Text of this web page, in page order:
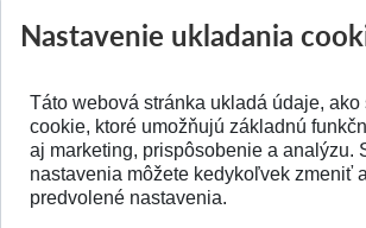
SPÄŤ NA VRCH
Nastavenie ukladania
Táto webová stránka ukladá údaje, ako
cookie, ktoré umožňujú základnú
aj marketing, prispôsobenie a analýzu.
nastavenia môžete kedykoľvek zmeniť
predvolené nastavenia.